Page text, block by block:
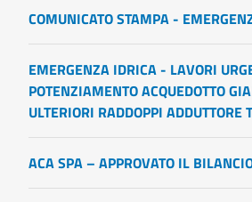
COMUNICATO STAMPA -
EMERGENZA IDRICA - LAVORI
POTENZIAMENTO ACQUEDOTTO
ULTERIORI RADDOPPI ADDUTTORE
ACA SPA – APPROVATO IL